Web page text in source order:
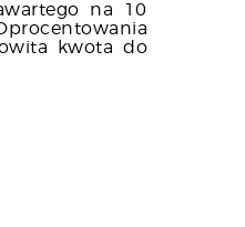
na 10
kwota do